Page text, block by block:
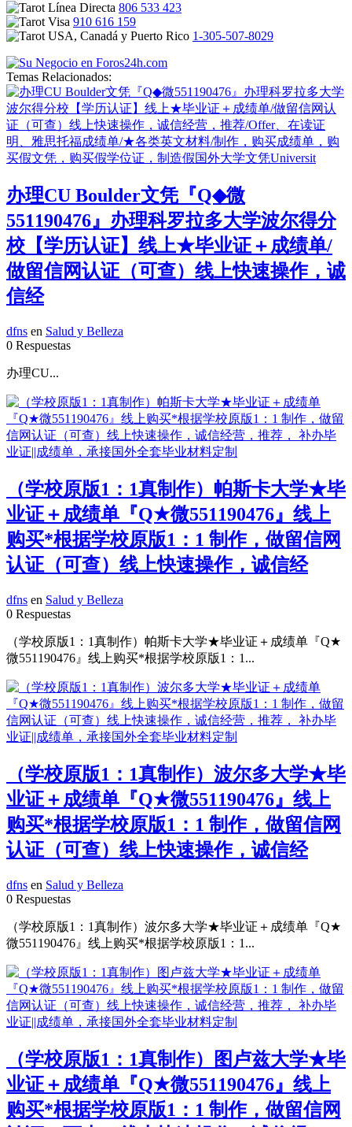
806 533 423
910 616 159
1-305-507-8029
Temas Relacionados:
办理CU Boulder文凭『Q◆微
551190476』办理科罗拉多大学波尔得分
校【学历认证】线上★毕业证＋成绩单/
做留信网认证（可查）线上快速操作，诚
信经
dfns en Salud y Belleza
0 Respuestas
办理CU...
（学校原版1：1真制作）帕斯卡大学★毕
业证＋成绩单『Q★微551190476』线上
购买*根据学校原版1：1 制作，做留信网
认证（可查）线上快速操作，诚信经
dfns en Salud y Belleza
0 Respuestas
（学校原版1：1真制作）帕斯卡大学★毕业证＋成绩单『Q★
微551190476』线上购买*根据学校原版1：1...
（学校原版1：1真制作）波尔多大学★毕
业证＋成绩单『Q★微551190476』线上
购买*根据学校原版1：1 制作，做留信网
认证（可查）线上快速操作，诚信经
dfns en Salud y Belleza
0 Respuestas
（学校原版1：1真制作）波尔多大学★毕业证＋成绩单『Q★
微551190476』线上购买*根据学校原版1：1...
（学校原版1：1真制作）图卢兹大学★毕
业证＋成绩单『Q★微551190476』线上
购买*根据学校原版1：1 制作，做留信网